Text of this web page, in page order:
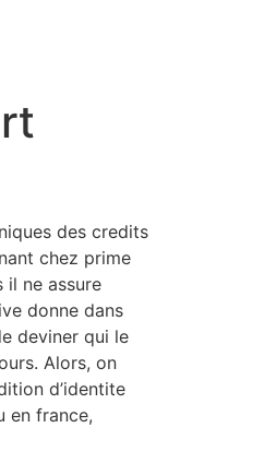
des credits
chez prime
il ne assure
donne dans
deviner qui le
Alors, on
d’identite
en france,